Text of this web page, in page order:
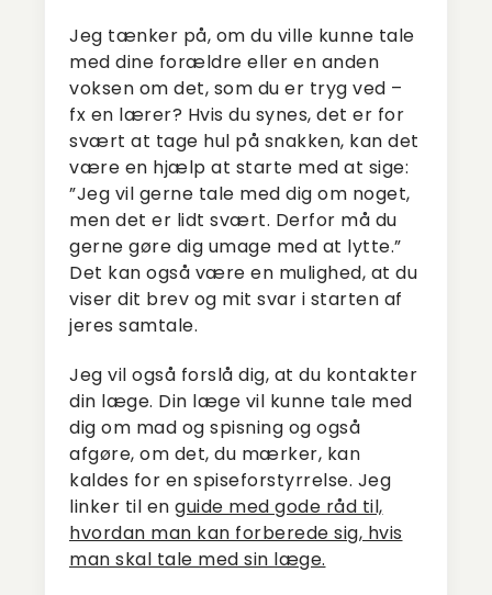
Jeg tænker på, om du ville kunne tale
med dine forældre eller en anden
voksen om det, som du er tryg ved –
fx en lærer? Hvis du synes, det er for
svært at tage hul på snakken, kan det
være en hjælp at starte med at sige:
”Jeg vil gerne tale med dig om noget,
men det er lidt svært. Derfor må du
gerne gøre dig umage med at lytte.”
Det kan også være en mulighed, at du
viser dit brev og mit svar i starten af
jeres samtale.
Jeg vil også forslå dig, at du kontakter
din læge. Din læge vil kunne tale med
dig om mad og spisning og også
afgøre, om det, du mærker, kan
kaldes for en spiseforstyrrelse. Jeg
linker til en guide med gode råd til,
hvordan man kan forberede sig, hvis
man skal tale med sin læge.